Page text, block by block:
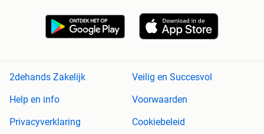
2dehands Zakelijk
Veilig en Succesvol
Help en info
Voorwaarden
Privacyverklaring
Cookiebeleid